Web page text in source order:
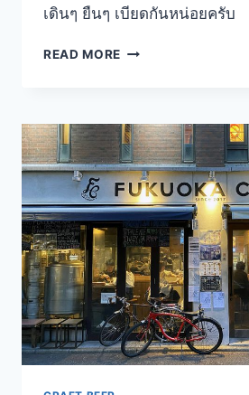
เดินๆ ยืนๆ เบียดกันหน่อยครับ
READ MORE THE
คราฟท์
เบียร์
ชาน
กรุง
TOKYO